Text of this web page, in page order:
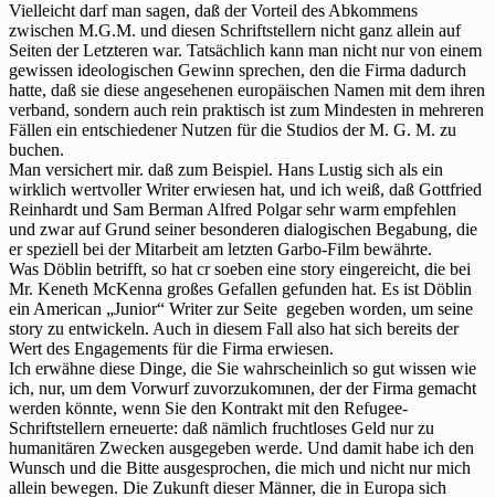
Vielleicht darf man sagen, daß der Vorteil des Abkommens
zwischen M.G.M. und diesen Schriftstellern nicht ganz allein auf
Seiten der Letzteren war. Tatsächlich kann man nicht nur von einem
gewissen ideologischen Gewinn sprechen, den die Firma dadurch
hatte, daß sie diese angesehenen europäischen Namen mit dem ihren
verband, sondern auch rein praktisch ist zum Mindesten in mehreren
Fällen ein entschiedener Nutzen für die Studios der M. G. M. zu
buchen.
Man versichert mir. daß zum Beispiel. Hans Lustig sich als ein
wirklich wertvoller Writer erwiesen hat, und ich weiß, daß Gottfried
Reinhardt und Sam Berman Alfred Polgar sehr warm empfehlen
und zwar auf Grund seiner besonderen dialogischen Begabung, die
er speziell bei der Mitarbeit am letzten Garbo-Film bewährte.
Was Döblin betrifft, so hat cr soeben eine story eingereicht, die bei
Mr. Keneth McKenna großes Gefallen gefunden hat. Es ist Döblin
ein American „Junior“ Writer zur Seite gegeben worden, um seine
story zu entwickeln. Auch in diesem Fall also hat sich bereits der
Wert des Engagements für die Firma erwiesen.
Ich erwähne diese Dinge, die Sie wahrscheinlich so gut wissen wie
ich, nur, um dem Vorwurf zuvorzukomınen, der der Firma gemacht
werden könnte, wenn Sie den Kontrakt mit den Refugee-
Schriftstellern erneuerte: daß nämlich fruchtloses Geld nur zu
humanitären Zwecken ausgegeben werde. Und damit habe ich den
Wunsch und die Bitte ausgesprochen, die mich und nicht nur mich
allein bewegen. Die Zukunft dieser Männer, die in Europa sich